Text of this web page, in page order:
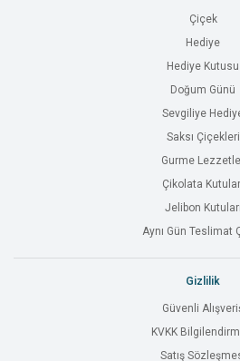
Çiçek
Hediye
Hediye Kutusu
Doğum Günü
Sevgiliye
Saksı Çiçekleri
Gurme
Çikolata
Jelibon Kutuları
Aynı Gün Teslimat
Gizlilik
Güvenli
KVKK
Satış